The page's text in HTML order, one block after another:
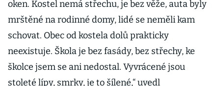
oken. Kostel nemá střechu, je bez věže, auta byly
mrštěné na rodinné domy, lidé se neměli kam
schovat. Obec od kostela dolů prakticky
neexistuje. Škola je bez fasády, bez střechy, ke
školce jsem se ani nedostal. Vyvrácené jsou
stoleté lípy, smrky, je to šílené,“ uvedl